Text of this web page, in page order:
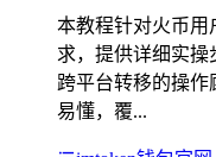
本教程针对火币用
求，提供详细实
跨平台转移的操
易懂，覆...